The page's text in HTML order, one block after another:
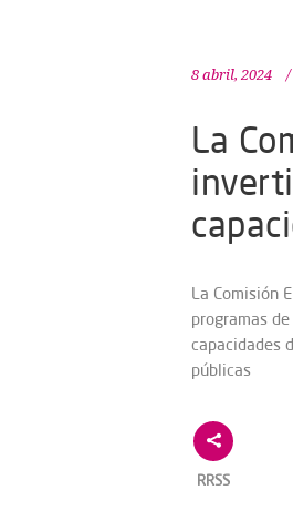
8 abril, 2024
La
La Comisión
programas
capacidades
públicas
RRSS